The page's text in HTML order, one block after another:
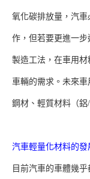
氧化碳排放量，汽
作，但若要更進一
製造工法，在車用
車輛的需求。未來
鋼材、輕質材料（鋁
汽車輕量化材料的發
目前汽車的車體幾